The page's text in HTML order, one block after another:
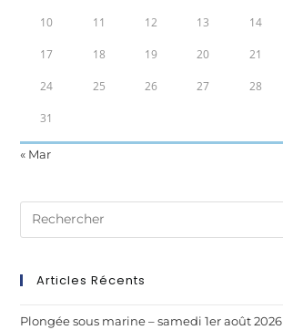
10 11 12 13 14
17 18 19 20 21
24 25 26 27 28
31
« Mar
Articles Récents
Plongée sous marine – samedi 1er août 2026